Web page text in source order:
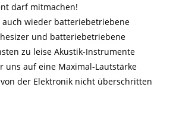
darf mitmachen!
wieder batteriebetriebene
und batteriebetriebene
zu leise Akustik-Instrumente
uns auf eine Maximal-Lautstärke
der Elektronik nicht überschritten